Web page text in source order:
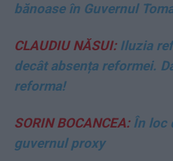
bănoase în Guvernul
CLAUDIU NĂSUI:Iluzia
decât absența reformei.
reforma!
SORIN BOCANCEA:În loc
guvernul proxy